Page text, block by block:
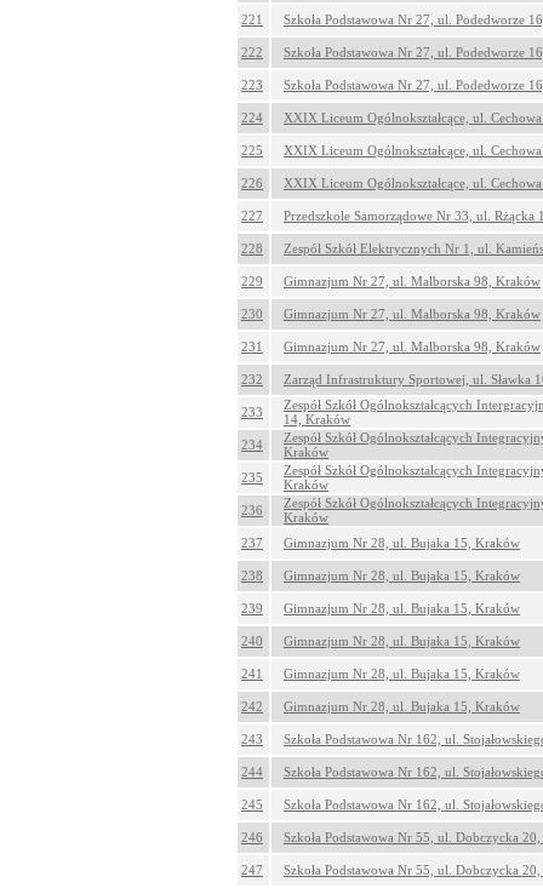
221 Szkoła Podstawowa Nr 27, ul. Podedworze
222 Szkoła Podstawowa Nr 27, ul. Podedworze
223 Szkoła Podstawowa Nr 27, ul. Podedworze
224 XXIX Liceum Ogólnokształcące, ul.
225 XXIX Liceum Ogólnokształcące, ul.
226 XXIX Liceum Ogólnokształcące, ul.
227 Przedszkole Samorządowe Nr 33, ul. Rżącka
228 Zespół Szkół Elektrycznych Nr 1, ul.
229 Gimnazjum Nr 27, ul. Malborska 98, Kraków
230 Gimnazjum Nr 27, ul. Malborska 98, Kraków
231 Gimnazjum Nr 27, ul. Malborska 98, Kraków
232 Zarząd Infrastruktury Sportowej, ul. Sławka
233
Zespół Szkół Ogólnokształcących
14, Kraków
234
Zespół Szkół Ogólnokształcących
Kraków
235
Zespół Szkół Ogólnokształcących
Kraków
236
Zespół Szkół Ogólnokształcących
Kraków
237
Gimnazjum Nr 28, ul. Bujaka 15, Kraków
238 Gimnazjum Nr 28, ul. Bujaka 15, Kraków
239 Gimnazjum Nr 28, ul. Bujaka 15, Kraków
240 Gimnazjum Nr 28, ul. Bujaka 15, Kraków
241 Gimnazjum Nr 28, ul. Bujaka 15, Kraków
242 Gimnazjum Nr 28, ul. Bujaka 15, Kraków
243 Szkoła Podstawowa Nr 162, ul.
244 Szkoła Podstawowa Nr 162, ul.
245 Szkoła Podstawowa Nr 162, ul.
246 Szkoła Podstawowa Nr 55, ul. Dobczycka
247 Szkoła Podstawowa Nr 55, ul. Dobczycka